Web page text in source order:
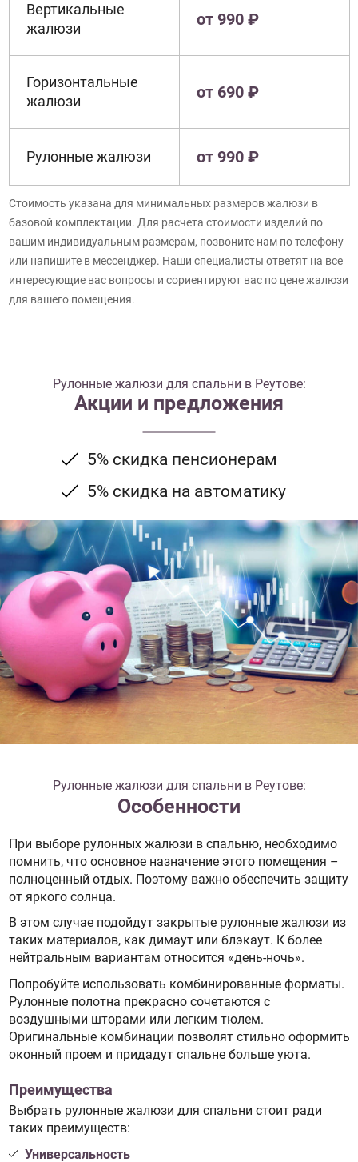
Вертикальные
жалюзи
от 990 ₽
Горизонтальные
жалюзи
от 690 ₽
Рулонные жалюзи от 990 ₽
Стоимость указана для минимальных размеров жалюзи в
базовой комплектации. Для расчета стоимости изделий по
вашим индивидуальным размерам, позвоните нам по телефону
или напишите в мессенджер. Наши специалисты ответят на все
интересующие вас вопросы и сориентируют вас по цене жалюзи
для вашего помещения.
Рулонные жалюзи для спальни в Реутове:
Акции и предложения
5% скидка пенсионерам
5% скидка на автоматику
Рулонные жалюзи для спальни в Реутове:
Особенности
При выборе рулонных жалюзи в спальню, необходимо
помнить, что основное назначение этого помещения –
полноценный отдых. Поэтому важно обеспечить защиту
от яркого солнца.
В этом случае подойдут закрытые рулонные жалюзи из
таких материалов, как димаут или блэкаут. К более
нейтральным вариантам относится «день-ночь».
Попробуйте использовать комбинированные форматы.
Рулонные полотна прекрасно сочетаются с
воздушными шторами или легким тюлем.
Оригинальные комбинации позволят стильно оформить
оконный проем и придадут спальне больше уюта.
Преимущества
Выбрать рулонные жалюзи для спальни стоит ради
таких преимуществ:
Универсальность